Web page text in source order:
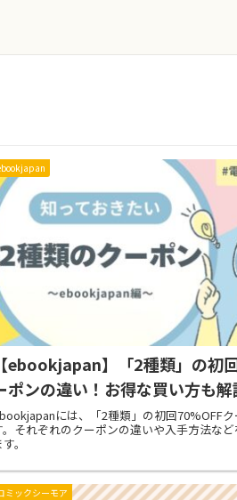
【ebookjapan】「2種類」の初
ポンの違い！お得な買い方も解
には、「2種類」の初回70%OFFク
。それぞれのクーポンの違いや入手方法な
。
ミックシーモア